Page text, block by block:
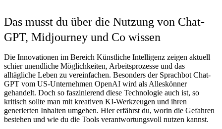
Das musst du über die Nutzung von Chat-
GPT, Midjourney und Co wissen
Die Innovationen im Bereich Künstliche Intelligenz zeigen aktuell
schier unendliche Möglichkeiten, Arbeitsprozesse und das
alltägliche Leben zu vereinfachen. Besonders der Sprachbot Chat-
GPT vom US-Unternehmen OpenAI wird als Alleskönner
gehandelt. Doch so faszinierend diese Technologie auch ist, so
kritisch sollte man mit kreativen KI-Werkzeugen und ihren
generierten Inhalten umgehen. Hier erfährst du, worin die Gefahren
bestehen und wie du die Tools verantwortungsvoll nutzen kannst.